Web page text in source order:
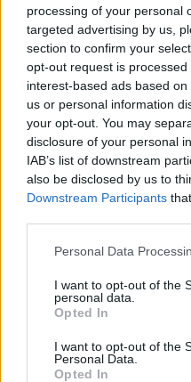
processing of your personal
targeted advertising by us,
section to confirm your
opt-out request is
interest-based ads based
us or personal information
your opt-out. You may
disclosure of your personal
IAB’s list of downstream
also be disclosed by us to
Downstream Participants
Personal Data
I want to opt-out of the
personal data.
Opted In
I want to opt-out of the
Personal Data.
Opted In